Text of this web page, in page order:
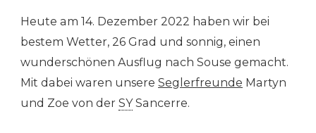
Heute am 14. Dezember 2022 haben wir bei
bestem Wetter, 26 Grad und sonnig, einen
wunderschönen Ausflug nach Souse gemacht.
Mit dabei waren unsere Seglerfreunde Martyn
und Zoe von der SYSancerre.